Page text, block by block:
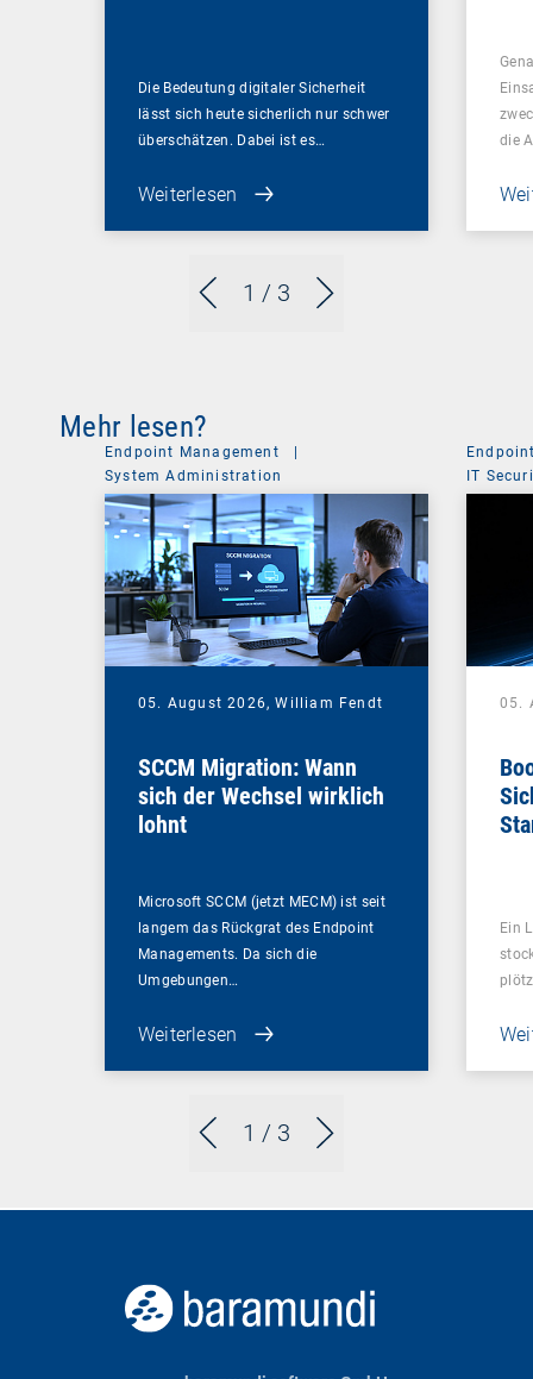
1 / 3
Die Bedeutung digitaler Sicherheit
lässt sich heute sicherlich nur schwer
überschätzen. Dabei ist es…
Weiterlesen
die
Mehr lesen?
1 / 3
Endpoint Management
System Administration
05. August 2026,William Fendt
SCCM Migration: Wann
sich der Wechsel wirklich
lohnt
Microsoft SCCM (jetzt MECM) ist seit
langem das Rückgrat des Endpoint
Managements. Da sich die
Umgebungen…
Weiterlesen
IT
05.
Ein